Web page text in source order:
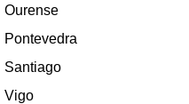
Ourense
Pontevedra
Santiago
Vigo